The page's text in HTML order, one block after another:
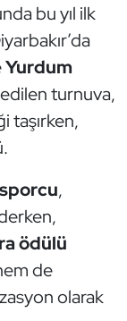
bu yıl ilk
Yurdum
turnuva,
taşırken,
,
ödülü
de
olarak